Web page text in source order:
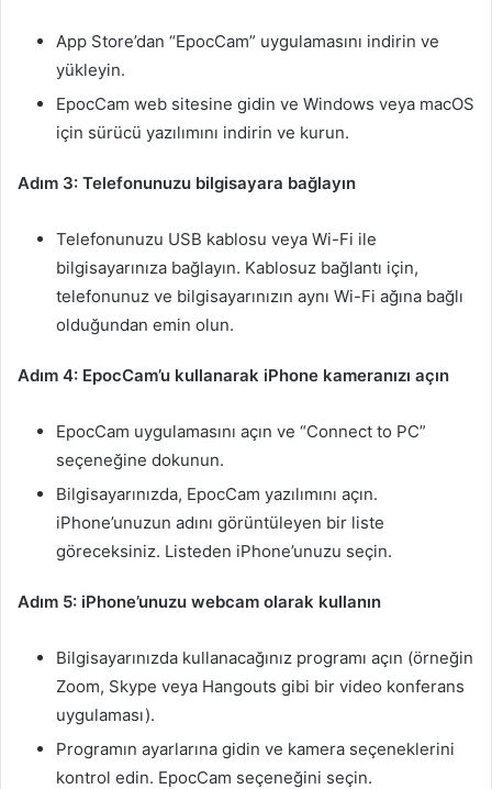
App Store’dan “EpocCam” uygulamasını indirin ve
yükleyin.
EpocCam web sitesine gidin ve Windows veya macOS
için sürücü yazılımını indirin ve kurun.
Adım 3: Telefonunuzu bilgisayara bağlayın
Telefonunuzu USB kablosu veya Wi-Fi ile
bilgisayarınıza bağlayın. Kablosuz bağlantı için,
telefonunuz ve bilgisayarınızın aynı Wi-Fi ağına bağlı
olduğundan emin olun.
Adım 4: EpocCam’u kullanarak iPhone kameranızı açın
EpocCam uygulamasını açın ve “Connect to PC”
seçeneğine dokunun.
Bilgisayarınızda, EpocCam yazılımını açın.
iPhone’unuzun adını görüntüleyen bir liste
göreceksiniz. Listeden iPhone’unuzu seçin.
Adım 5: iPhone’unuzu webcam olarak kullanın
Bilgisayarınızda kullanacağınız programı açın (örneğin
Zoom, Skype veya Hangouts gibi bir video konferans
uygulaması).
Programın ayarlarına gidin ve kamera seçeneklerini
kontrol edin. EpocCam seçeneğini seçin.